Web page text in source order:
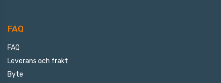
FAQ
FAQ
Leverans och frakt
Byte